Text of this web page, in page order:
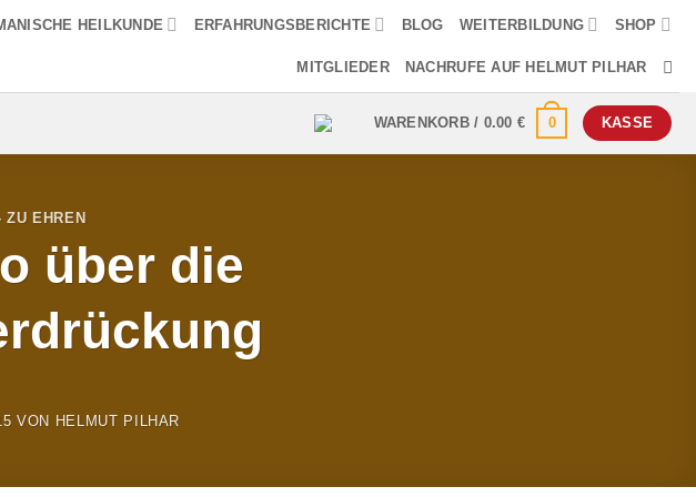
HEILKUNDE ERFAHRUNGSBERICHTE BLOG WEITERBILDUNG SHOP
MITGLIEDER NACHRUFE AUF HELMUT PILHAR
WARENKORB / 0.00 € 0 KASSE
ZU EHREN
über die
VON HELMUT PILHAR